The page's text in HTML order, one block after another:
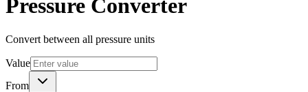
Pressure Converter
Convert between all pressure units
Value
From